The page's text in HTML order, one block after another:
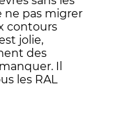
ne pas migrer
contours
jolie,
des
Il
les RAL